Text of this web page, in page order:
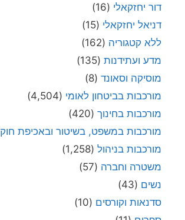
דור יחזקאלי (16)
דניאל יחזקאלי (15)
ללא קטגוריה (162)
מדע ועתידנות (135)
מוסיקה וסאונד (8)
מורכבות בביטחון לאומי (4,504)
מורכבות בחינוך (420)
מורכבות במשפט, בשיטור ובאכיפת חוק
מורכבות בניהול (1,258)
משטרה וחברה (57)
נשים (43)
סדנאות וקורסים (10)